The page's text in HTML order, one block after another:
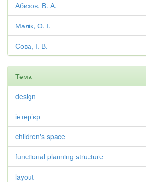
Абизов, В. А.
Малік, О. І.
Сова, І. В.
Тема
design
інтер’єр
children's space
functional planning structure
layout